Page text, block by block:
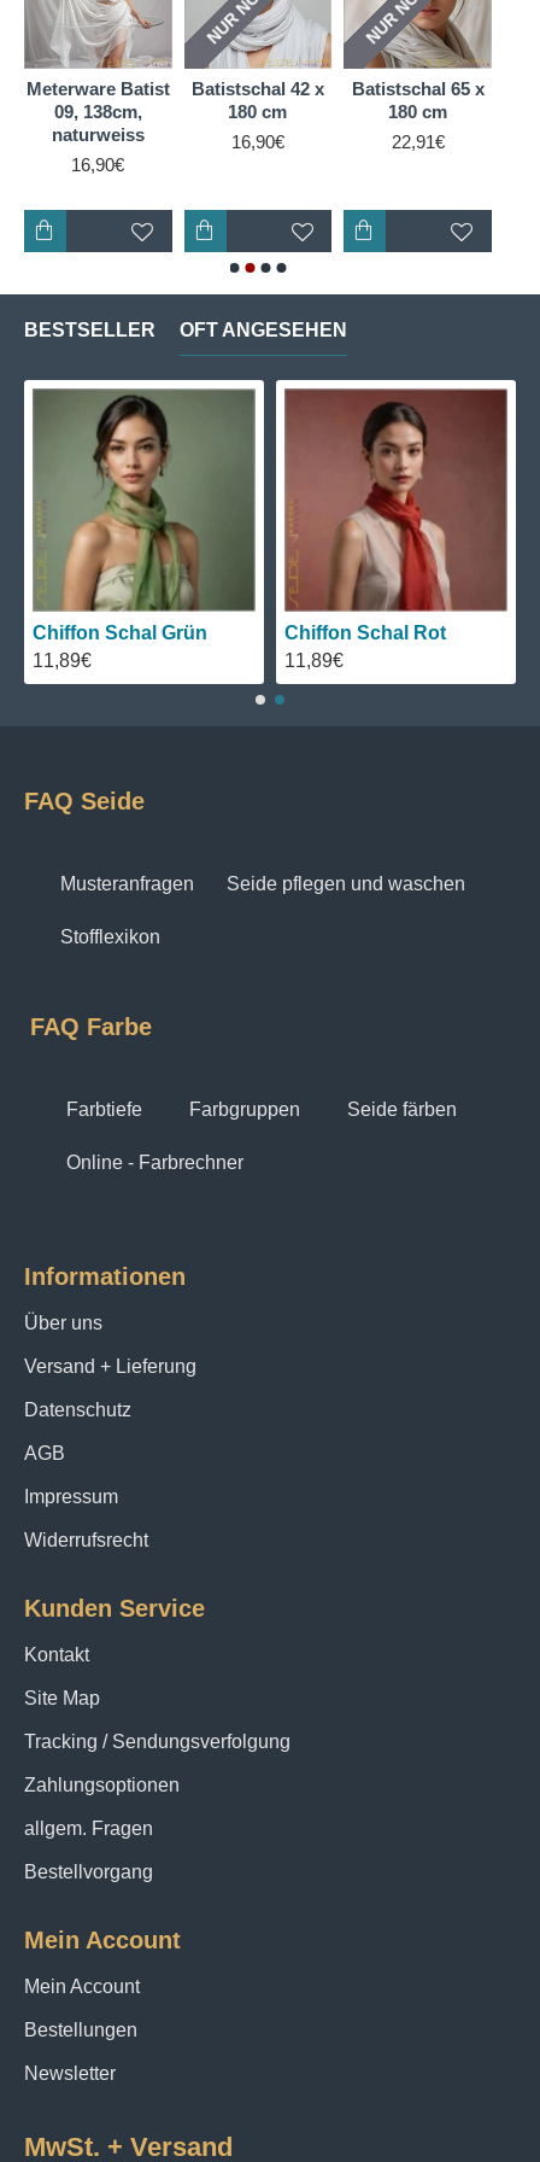
Meterware Batist
09, 138cm,
naturweiss
16,90€
Batistschal 42 x
180 cm
16,90€
Batistschal 65 x
180 cm
22,91€
BESTSELLER OFT ANGESEHEN
Chiffon Schal Grün
11,89€
Chiffon Schal Rot
11,89€
FAQ Seide
Musteranfragen Seide pflegen und waschen
Stofflexikon
FAQ Farbe
Farbtiefe Farbgruppen Seide färben
Online - Farbrechner
Informationen
Über uns
Versand + Lieferung
Datenschutz
AGB
Impressum
Widerrufsrecht
Kunden Service
Kontakt
Site Map
Tracking / Sendungsverfolgung
Zahlungsoptionen
allgem. Fragen
Bestellvorgang
Mein Account
Mein Account
Bestellungen
Newsletter
MwSt. + Versand